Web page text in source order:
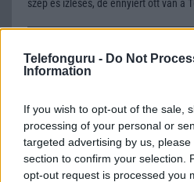
Telefonguru - Do Not
Information
If you wish to opt-out of the sale,
processing of your personal or
targeted advertising by us,
section to confirm your selection.
opt-out request is processed you
szép és ízléses, de ennyiért ott van a
Master
Vékonka a drága!
Tomcat